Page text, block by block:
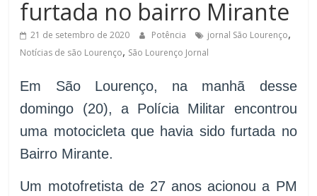
de
Minas
furtada no bairro Mirante
21 de setembro de 2020 Potência jornal São Lourenço,
Notícias de são Lourenço, São Lourenço Jornal
Em São Lourenço, na manhã desse
domingo (20), a Polícia Militar encontrou
uma motocicleta que havia sido furtada no
Bairro Mirante.
Um motofretista de 27 anos acionou a PM